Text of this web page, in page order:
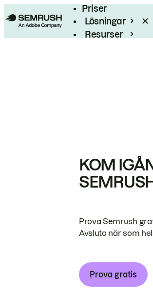
Priser
Lösningar
Resurser
KOM
Prova Semrush
Avsluta när som
Prova gratis